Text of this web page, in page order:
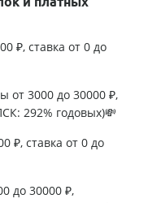
₽, ставка от 0 до
от 3000 до 30000 ₽,
292% годовых)💸
₽, ставка от 0 до
до 30000 ₽,